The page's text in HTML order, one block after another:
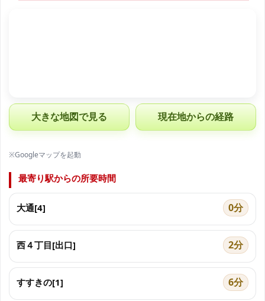
大きな地図で見る 現在地からの経路
※Googleマップを起動
最寄り駅からの所要時間
大通[4] 0分
西４丁目[出口] 2分
すすきの[1] 6分